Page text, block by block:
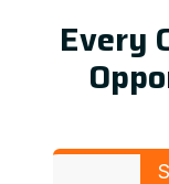
Every